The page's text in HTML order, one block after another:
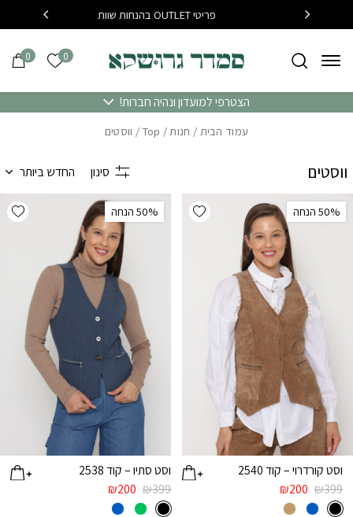
Skip to Content פריטי OUTLET בהנחות שוות
0 הרשימה
0
הצטרפי למועדון ונהיה חברות!
עמוד הבית / חנות/
Top / ווסטים
ווסטים סינון החדש ביותר
Add wishlist ‫50% הנחה
וסט קורדרוי – קוד 2540
₪399
₪200
‫50% הנחה
וסט סתיו – קוד 2538
₪399
₪200
בחזרה למעלה